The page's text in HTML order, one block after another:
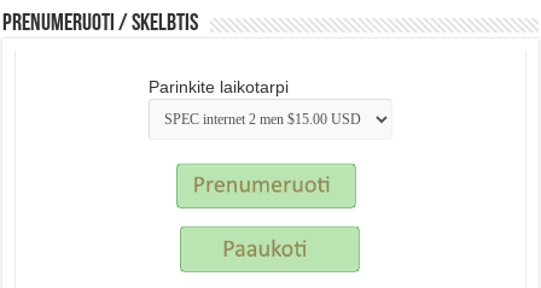
Prenumeruoti / Skelbtis
Parinkite laikotarpi